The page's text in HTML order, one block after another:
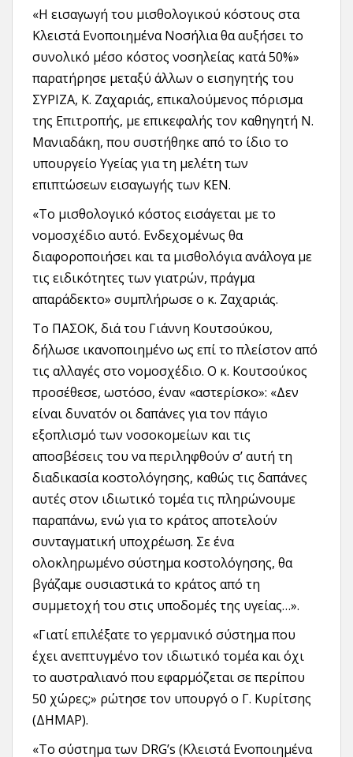
«Η εισαγωγή του μισθολογικού κόστους στα
Kλειστά Eνοποιημένα Nοσήλια θα αυξήσει το
συνολικό μέσο κόστος νοσηλείας κατά 50%»
παρατήρησε μεταξύ άλλων ο εισηγητής του
ΣΥΡΙΖΑ, Κ. Ζαχαριάς, επικαλούμενος πόρισμα
της Επιτροπής, με επικεφαλής τον καθηγητή Ν.
Μανιαδάκη, που συστήθηκε από το ίδιο το
υπουργείο Υγείας για τη μελέτη των
επιπτώσεων εισαγωγής των ΚΕΝ.
«Το μισθολογικό κόστος εισάγεται με το
νομοσχέδιο αυτό. Ενδεχομένως θα
διαφοροποιήσει και τα μισθολόγια ανάλογα με
τις ειδικότητες των γιατρών, πράγμα
απαράδεκτο» συμπλήρωσε ο κ. Ζαχαριάς.
Το ΠΑΣΟΚ, διά του Γιάννη Κουτσούκου,
δήλωσε ικανοποιημένο ως επί το πλείστον από
τις αλλαγές στο νομοσχέδιο. Ο κ. Κουτσούκος
προσέθεσε, ωστόσο, έναν «αστερίσκο»: «Δεν
είναι δυνατόν οι δαπάνες για τον πάγιο
εξοπλισμό των νοσοκομείων και τις
αποσβέσεις του να περιληφθούν σ’ αυτή τη
διαδικασία κοστολόγησης, καθώς τις δαπάνες
αυτές στον ιδιωτικό τομέα τις πληρώνουμε
παραπάνω, ενώ για το κράτος αποτελούν
συνταγματική υποχρέωση. Σε ένα
ολοκληρωμένο σύστημα κοστολόγησης, θα
βγάζαμε ουσιαστικά το κράτος από τη
συμμετοχή του στις υποδομές της υγείας…».
«Γιατί επιλέξατε το γερμανικό σύστημα που
έχει ανεπτυγμένο τον ιδιωτικό τομέα και όχι
το αυστραλιανό που εφαρμόζεται σε περίπου
50 χώρες;» ρώτησε τον υπουργό ο Γ. Κυρίτσης
(ΔΗΜΑΡ).
«Το σύστημα των DRG’s (Κλειστά Ενοποιημένα